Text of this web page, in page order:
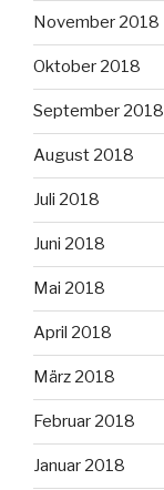
November 2018
Oktober 2018
September 2018
August 2018
Juli 2018
Juni 2018
Mai 2018
April 2018
März 2018
Februar 2018
Januar 2018